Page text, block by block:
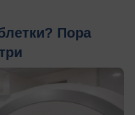
Пора